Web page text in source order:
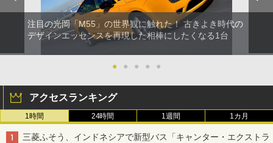
注目の光岡「M55」の世界観に触れた！ 古きよき時代の
デザインエッセンスを再現した相棒にしたくなる1台
● ● ● ● ●
アクセスランキング
1時間 24時間 1週間 1カ月
三菱ふそう、インドネシアで新型バス「キャンター・エクストラ